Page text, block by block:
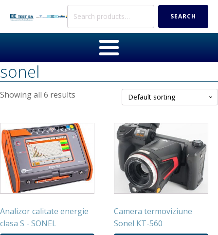
Search
SEARCH
sonel
Showing all 6 results
Analizor calitate energie
clasa S - SONEL
Camera termoviziune
Sonel KT-560